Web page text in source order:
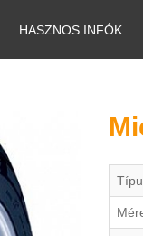
HASZNOS INFÓK